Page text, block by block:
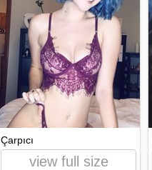
Çarpıcı
view full size